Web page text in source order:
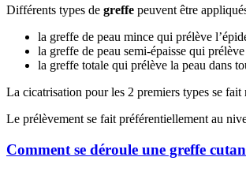
Différents types de greffe peuvent être
la greffe de peau mince qui prélève
la greffe de peau semi-épaisse qui
la greffe totale qui prélève la peau dans
La cicatrisation pour les 2 premiers types se fait
Le prélèvement se fait préférentiellement au
Comment se déroule une greffe